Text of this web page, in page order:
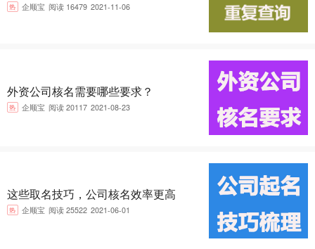
热 企顺宝 阅读 16479 2021-11-06
外资公司核名需要哪些要求？
热 企顺宝 阅读 20117 2021-08-23
这些取名技巧，公司核名效率更高
热 企顺宝 阅读 25522 2021-06-01